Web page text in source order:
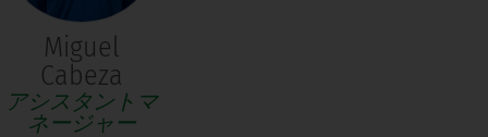
Miguel
Cabeza
アシスタントマ
ネージャー